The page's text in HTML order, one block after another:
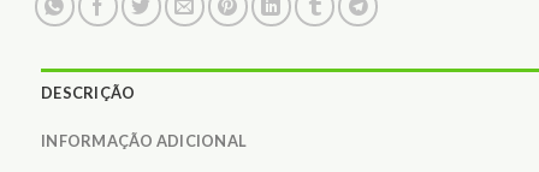
DESCRIÇÃO
INFORMAÇÃO ADICIONAL